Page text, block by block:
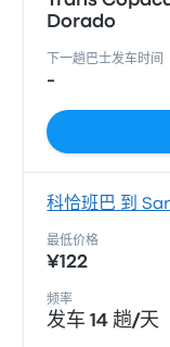
Dorado
下一趟巴士发车时间
-
科恰班巴 到
最低价格
¥122
频率
发车 14 趟/天